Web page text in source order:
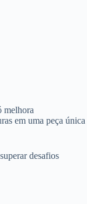
melhora
em uma peça única
desafios